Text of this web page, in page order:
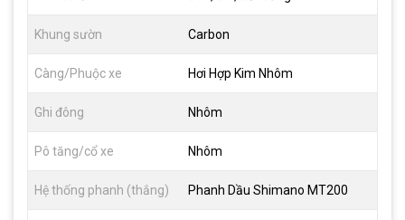
Khung sườn Carbon
Càng/Phuộc xe Hơi Hợp Kim Nhôm
Ghi đông Nhôm
Pô tăng/cổ xe Nhôm
Hệ thống phanh (thắng) Phanh Dầu Shimano MT200